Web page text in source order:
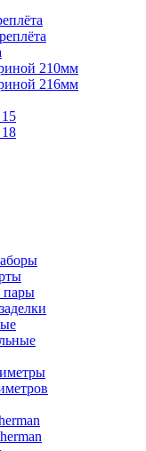
210мм
216мм
пары